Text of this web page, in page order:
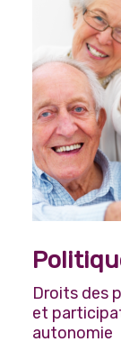
Droits des
et
autonomie